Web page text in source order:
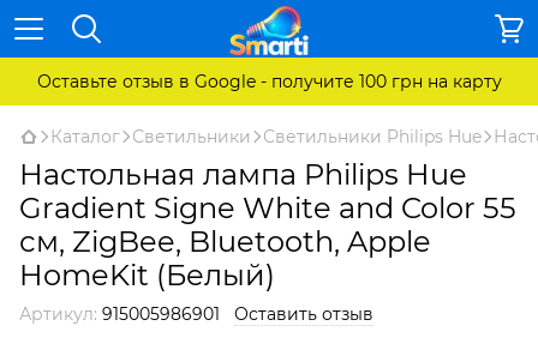
Оставьте отзыв в Google - получите 100 грн на карту
Каталог Светильники Светильники Philips Hue
Настольная лампа Philips Hue
Gradient Signe White and Color 55
см, ZigBee, Bluetooth, Apple
HomeKit (Белый)
Артикул: 915005986901 Оставить отзыв